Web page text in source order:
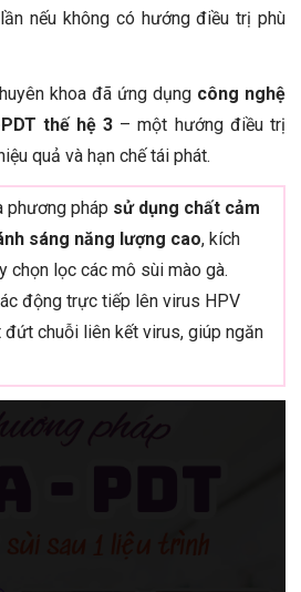
nếu không có hướng điều trị phù
khoa đã ứng dụng công nghệ
thế hệ 3 – một hướng điều trị
quả và hạn chế tái phát.
phương pháp sử dụng chất cảm
sáng năng lượng cao, kích
chọn lọc các mô sùi mào gà.
động trực tiếp lên virus HPV
chuỗi liên kết virus, giúp ngăn